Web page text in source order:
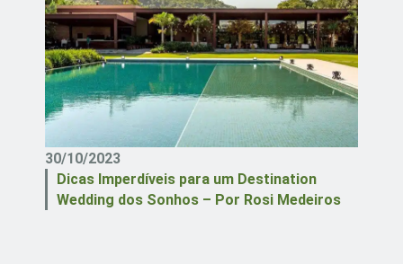
30/10/2023
Dicas Imperdíveis para um Destination
Wedding dos Sonhos – Por Rosi Medeiros